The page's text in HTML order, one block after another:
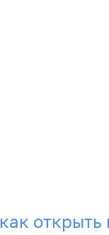
как открыть